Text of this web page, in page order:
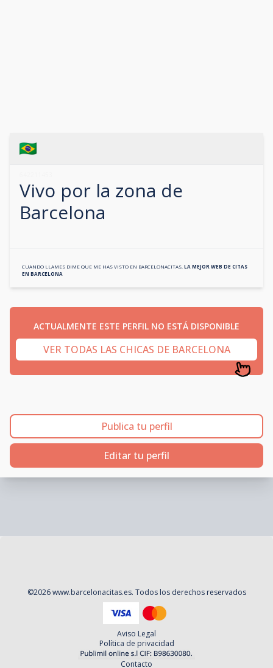
Vivo por la zona de
Barcelona
CUANDO LLAMES DIME QUE ME HAS VISTO EN BARCELONACITAS LA MEJOR WEB DE CITAS
EN BARCELONA
ACTUALMENTE ESTE PERFIL NO ESTÁ DISPONIBLE
VER TODAS LAS CHICAS DE BARCELONA
Publica tu perfil
Editar tu perfil
©2026 www.barcelonacitas.es. Todos los derechos reservados
Aviso Legal
Política de privacidad
Contacto